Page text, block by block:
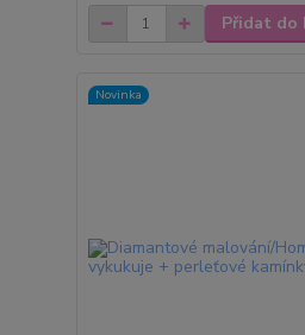
Přidat do
Novinka